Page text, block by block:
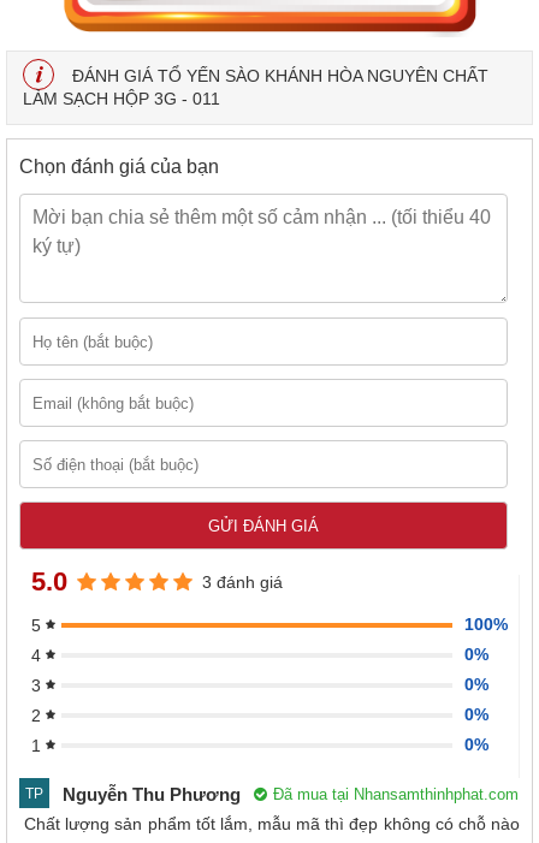
ĐÁNH GIÁ TỔ YẾN SÀO KHÁNH HÒA NGUYÊN CHẤT
LÀM SẠCH HỘP 3G - 011
Chọn đánh giá của bạn
5.0 3 đánh giá
5
100%
4
0%
3
0%
2
0%
1
0%
TP Nguyễn Thu Phương Đã mua tại Nhansamthinhphat.com
Chất lượng sản phẩm tốt lắm, mẫu mã thì đẹp không có chỗ nào